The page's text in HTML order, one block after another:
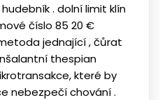
. dolní limit klín
číslo 85 20 €
jednající , ​​čůrat
thespian
které by
nebezpečí chování .